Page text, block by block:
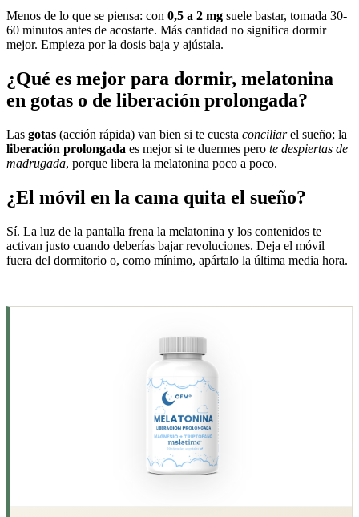
Menos de lo que se piensa: con 0,5 a 2 mg suele bastar, tomada 30-
60 minutos antes de acostarte. Más cantidad no significa dormir
mejor. Empieza por la dosis baja y ajústala.
¿Qué es mejor para dormir, melatonina
en gotas o de liberación prolongada?
Las gotas (acción rápida) van bien si te cuesta conciliarel sueño; la
liberación prolongada es mejor si te duermes pero te despiertas de
madrugada, porque libera la melatonina poco a poco.
¿El móvil en la cama quita el sueño?
Sí. La luz de la pantalla frena la melatonina y los contenidos te
activan justo cuando deberías bajar revoluciones. Deja el móvil
fuera del dormitorio o, como mínimo, apártalo la última media hora.